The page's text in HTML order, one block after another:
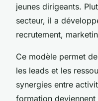
jeunes dirigeants.
secteur, il a
recrutement,
Ce modèle permet
les leads et les
synergies entre
formation